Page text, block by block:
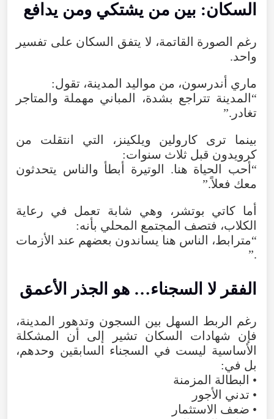
السكان: بين من يشتكي ومن يدافع
رغم الصورة القاتمة، لا يتفق السكان على تفسير
واحد.
ماري
أندرسون، من مواليد المدينة، تقول:
“ المدينة تتراجع بشدة، المباني مهملة والمتاجر
تغادر .”
بينما
ترى كارولين ويلكينز ، التي انتقلت
من
كرويدون قبل ثلاث سنوات:
“ أحب الحياة هنا. الوتيرة أبطأ والناس يتحدثون
معك فعلاً.”
أما
كاتي بوتشر ، وهي شابة تعمل في
رعاية
الكلاب، فتصف المجتمع المحلي بأنه:
“مترابط، الناس هنا يساندون بعضهم عند الأزمات
.”
الفقر لا السجناء… هو الجذر الأعمق
رغم الربط السهل بين السجون وتدهور المدينة،
فإن
شهادات السكان تشير إلى أن
المشكلة
الأساسية ليست في السجناء السابقين وحدهم،
بل في:
• البطالة المزمنة
• تدني الأجور
• ضعف الاستثمار